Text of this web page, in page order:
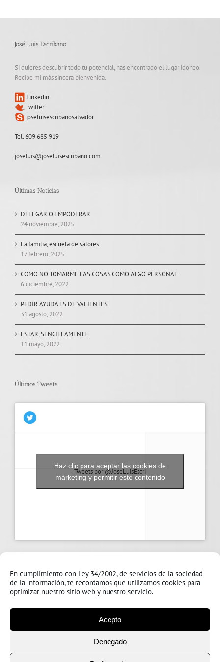
En cumplimiento con Ley 34/2002, de servicios de la sociedad
de la información, te recordamos que utilizamos cookies para
optimizar nuestro sitio web y nuestro servicio.
Acepto
Denegado
José Luis Escribano
Si quieres descubrir todo tu potencial, has encontrado el lugar idoneo.
Recibe mi más sincera bienvenida.
Linkedin
Twitter
joseluisescribanosalvador
Tel. 609 685 919
joseluis@joseluisescribano.com
Últimas Noticias
DELEGAR O EMPODERAR
24 noviembre, 2025
La familia, escuela de valores
17 febrero, 2025
COMO NO TOMARME LAS COSAS COMO ALGO PERSONAL
6 diciembre, 2022
PEDIR AYUDA ES DE VALIENTES
31 agosto, 2022
ESTAR, SENCILLAMENTE.
11 mayo, 2022
Últimos Tweets
Tweets por @JoseLuisEscri
Haz clic para aceptar las cookies de
márketing y permitir este contenido